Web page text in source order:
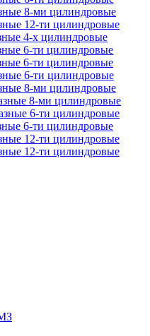
8-ми цилиндровые
12-ти цилиндровые
4-х цилиндровые
6-ти цилиндровые
6-ти цилиндровые
6-ти цилиндровые
8-ми цилиндровые
8-ми цилиндровые
6-ти цилиндровые
6-ти цилиндровые
12-ти цилиндровые
12-ти цилиндровые